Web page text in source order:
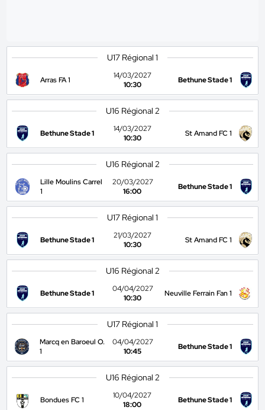
U17 Régional 1
Arras FA 1
14/03/2027
10:30
Bethune Stade 1
U16 Régional 2
Bethune Stade 1
14/03/2027
10:30
St Amand FC 1
U16 Régional 2
Lille Moulins Carrel
1
20/03/2027
16:00
Bethune Stade 1
U17 Régional 1
Bethune Stade 1
21/03/2027
10:30
St Amand FC 1
U16 Régional 2
Bethune Stade 1
04/04/2027
10:30
Neuville Ferrain Fan 1
U17 Régional 1
Marcq en Baroeul O.
1
04/04/2027
10:45
Bethune Stade 1
U16 Régional 2
Bondues FC 1
10/04/2027
18:00
Bethune Stade 1